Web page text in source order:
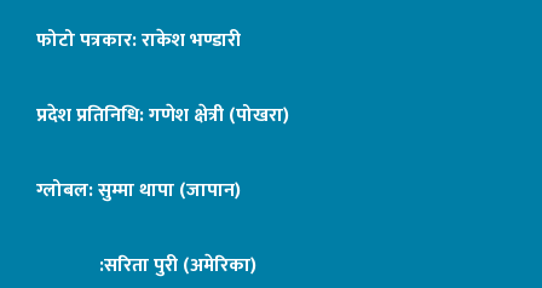
फोटो पत्रकार: राकेश भण्डारी
प्रदेश प्रतिनिधि: गणेश क्षेत्री (पोखरा)
ग्लोबल: सुम्मा थापा (जापान)
:सरिता पुरी (अमेरिका)